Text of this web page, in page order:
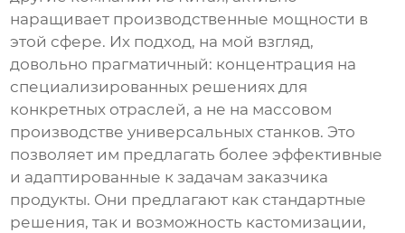
наращивает производственные мощности в
этой сфере. Их подход, на мой взгляд,
довольно прагматичный: концентрация на
специализированных решениях для
конкретных отраслей, а не на массовом
производстве универсальных станков. Это
позволяет им предлагать более эффективные
и адаптированные к задачам заказчика
продукты. Они предлагают как стандартные
решения, так и возможность кастомизации,